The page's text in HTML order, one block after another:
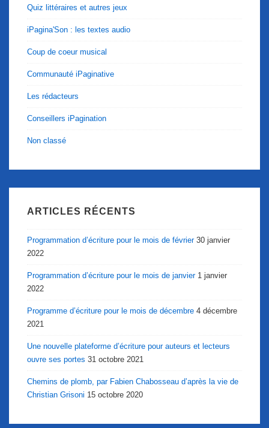
Quiz littéraires et autres jeux
iPagina'Son : les textes audio
Coup de coeur musical
Communauté iPaginative
Les rédacteurs
Conseillers iPagination
Non classé
ARTICLES RÉCENTS
Programmation d’écriture pour le mois de février 30 janvier
2022
Programmation d’écriture pour le mois de janvier 1 janvier
2022
Programme d’écriture pour le mois de décembre 4 décembre
2021
Une nouvelle plateforme d’écriture pour auteurs et lecteurs
ouvre ses portes 31 octobre 2021
Chemins de plomb, par Fabien Chabosseau d’après la vie de
Christian Grisoni 15 octobre 2020